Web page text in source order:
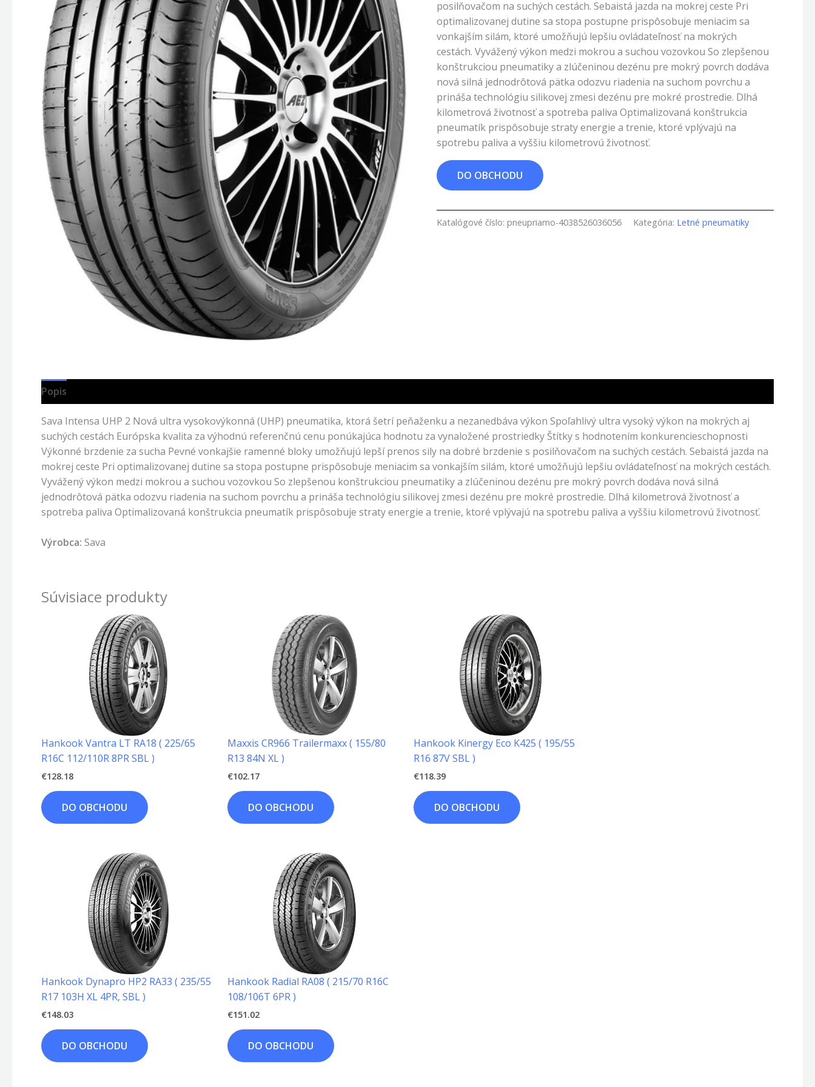
posilňovačom na suchých cestách. Sebaistá jazda na mokrej ceste Pri
optimalizovanej dutine sa stopa postupne prispôsobuje meniacim sa
vonkajším silám, ktoré umožňujú lepšiu ovládateľnosť na mokrých
cestách. Vyvážený výkon medzi mokrou a suchou vozovkou So zlepšenou
konštrukciou pneumatiky a zlúčeninou dezénu pre mokrý povrch dodáva
nová silná jednodrôtová pätka odozvu riadenia na suchom povrchu a
prináša technológiu silikovej zmesi dezénu pre mokré prostredie. Dlhá
kilometrová životnosť a spotreba paliva Optimalizovaná konštrukcia
pneumatík prispôsobuje straty energie a trenie, ktoré vplývajú na
spotrebu paliva a vyššiu kilometrovú životnosť.
DO OBCHODU
Katalógové číslo:pneupriamo-4038526036056 Kategória: Letné pneumatiky
Popis
Sava Intensa UHP 2 Nová ultra vysokovýkonná (UHP) pneumatika, ktorá šetrí peňaženku a nezanedbáva výkon Spoľahlivý ultra vysoký výkon na mokrých aj
suchých cestách Európska kvalita za výhodnú referenčnú cenu ponúkajúca hodnotu za vynaložené prostriedky Štítky s hodnotením konkurencieschopnosti
Výkonné brzdenie za sucha Pevné vonkajšie ramenné bloky umožňujú lepší prenos sily na dobré brzdenie s posilňovačom na suchých cestách. Sebaistá jazda na
mokrej ceste Pri optimalizovanej dutine sa stopa postupne prispôsobuje meniacim sa vonkajším silám, ktoré umožňujú lepšiu ovládateľnosť na mokrých cestách.
Vyvážený výkon medzi mokrou a suchou vozovkou So zlepšenou konštrukciou pneumatiky a zlúčeninou dezénu pre mokrý povrch dodáva nová silná
jednodrôtová pätka odozvu riadenia na suchom povrchu a prináša technológiu silikovej zmesi dezénu pre mokré prostredie. Dlhá kilometrová životnosť a
spotreba paliva Optimalizovaná konštrukcia pneumatík prispôsobuje straty energie a trenie, ktoré vplývajú na spotrebu paliva a vyššiu kilometrovú životnosť.
Výrobca: Sava
Súvisiace produkty
Hankook Vantra LT RA18 ( 225/65
R16C 112/110R 8PR SBL )
€128.18
DO OBCHODU
Maxxis CR966 Trailermaxx ( 155/80
R13 84N XL )
€102.17
DO OBCHODU
Hankook Kinergy Eco K425 ( 195/55
R16 87V SBL )
€118.39
DO OBCHODU
Hankook Dynapro HP2 RA33 ( 235/55
R17 103H XL 4PR, SBL )
€148.03
DO OBCHODU
Hankook Radial RA08 ( 215/70 R16C
108/106T 6PR )
€151.02
DO OBCHODU